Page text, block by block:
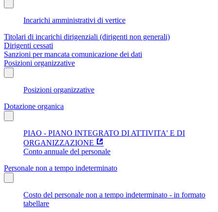
Incarichi amministrativi di vertice
Titolari di incarichi dirigenziali (dirigenti non generali)
Dirigenti cessati
Sanzioni per mancata comunicazione dei dati
Posizioni organizzative
Posizioni organizzative
Dotazione organica
PIAO - PIANO INTEGRATO DI ATTIVITA' E DI
ORGANIZZAZIONE
Conto annuale del personale
Personale non a tempo indeterminato
Costo del personale non a tempo indeterminato - in formato
tabellare